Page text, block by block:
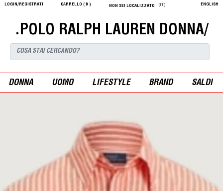
LOGIN/REGISTRATI CARRELLO ( 0 ) NON SEI LOCALIZZATO (IT) ENGLISH
.POLO RALPH LAUREN DONNA/
DONNA UOMO LIFESTYLE BRAND SALDI